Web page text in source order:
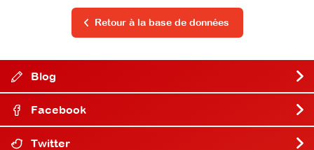
Retour à la base de données
Blog
Facebook
Twitter